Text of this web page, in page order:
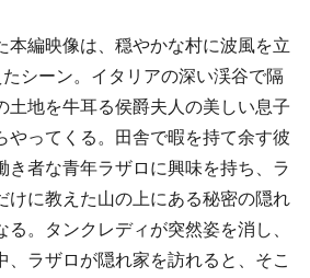
編映像は、穏やかな村に波風を立
たシーン。イタリアの深い渓谷で隔
土地を牛耳る侯爵夫人の美しい息子
やってくる。田舎で暇を持て余す彼
き者な青年ラザロに興味を持ち、ラ
けに教えた山の上にある秘密の隠れ
。タンクレディが突然姿を消し、
、ラザロが隠れ家を訪れると、そこ